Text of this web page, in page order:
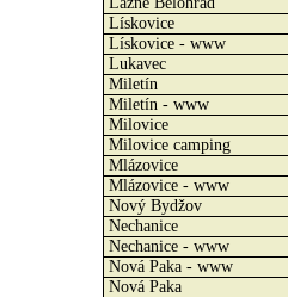
Lískovice
Lískovice - www
Lukavec
Miletín
Miletín - www
Milovice
Milovice camping
Mlázovice
Mlázovice - www
Nový Bydžov
Nechanice
Nechanice - www
Nová Paka - www
Nová Paka